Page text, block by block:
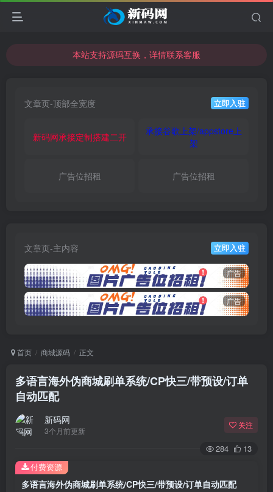
本站支持源码互换，详情联系客服
本站支持源码互换，详情联系客服
文章页-顶部全宽度 立即入驻
新码网承接定制搭建二开
承接谷歌上架/appstore上
架
广告位招租 广告位招租
文章页-主内容 立即入驻
广告
广告
首页 商城源码 正文
多语言海外伪商城刷单系统/CP快三/带预设/订单
自动匹配
新码网
3个月前更新
关注
284 13
多语言海外伪商城刷单系统/CP快三/带预设/订单自动匹配
付费资源